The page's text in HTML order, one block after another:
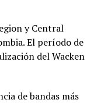
y Central
El período de
del Wacken
de bandas más